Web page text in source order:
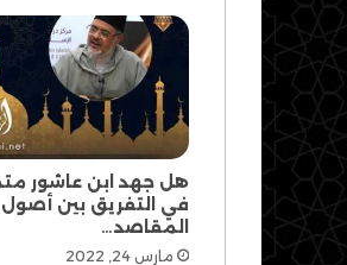
هل جهد ابن عاشور
في التفريق بين أصول
المقاصد…
مارس 24, 2022